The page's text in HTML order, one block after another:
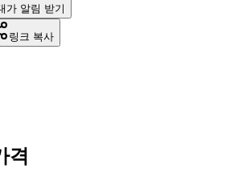
가 알림 받기
링크 복사
격